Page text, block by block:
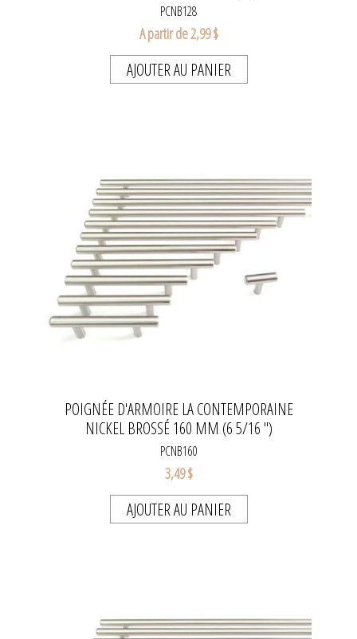
PCNB128
A partir de 2,99 $
AJOUTER AU PANIER
POIGNÉE D'ARMOIRE LA CONTEMPORAINE
NICKEL BROSSÉ 160 MM (6 5/16 ")
PCNB160
3,49 $
AJOUTER AU PANIER